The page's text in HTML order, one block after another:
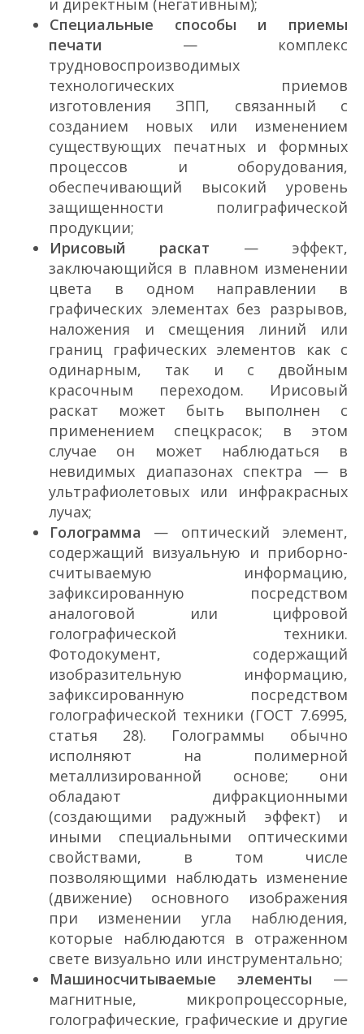
и директным (негативным);
Специальные способы и приемы
печати — комплекс
трудновоспроизводимых
технологических приемов
изготовления ЗПП, связанный с
созданием новых или изменением
существующих печатных и формных
процессов и оборудования,
обеспечивающий высокий уровень
защищенности полиграфической
продукции;
Ирисовый раскат — эффект,
заключающийся в плавном изменении
цвета в одном направлении в
графических элементах без разрывов,
наложения и смещения линий или
границ графических элементов как с
одинарным, так и с двойным
красочным переходом. Ирисовый
раскат может быть выполнен с
применением спецкрасок; в этом
случае он может наблюдаться в
невидимых диапазонах спектра — в
ультрафиолетовых или инфракрасных
лучах;
Голограмма — оптический элемент,
содержащий визуальную и приборно­
считываемую информацию,
зафиксированную посредством
аналоговой или цифровой
голографической техники.
Фотодокумент, содержащий
изобразительную информацию,
зафиксированную посредством
голографической техники (ГОСТ 7.69­95,
статья 28). Голограммы обычно
исполняют на полимерной
металлизированной основе; они
обладают дифракционными
(создающими радужный эффект) и
иными специальными оптическими
свойствами, в том числе
позволяющими наблюдать изменение
(движение) основного изображения
при изменении угла наблюдения,
которые наблюдаются в отраженном
свете визуально или инструментально;
Машиносчитываемые элементы —
магнитные, микропроцессорные,
голографические, графические и другие